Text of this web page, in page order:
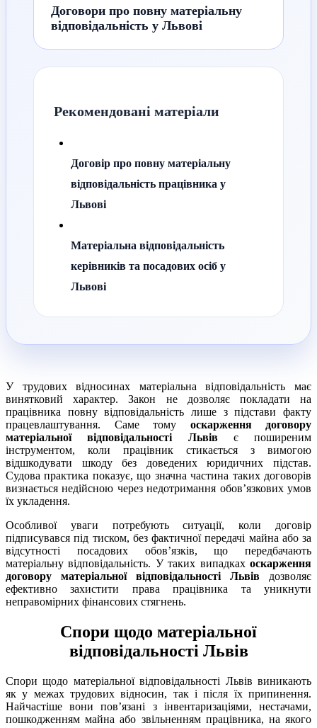
Договори про повну матеріальну
відповідальність у Львові
Рекомендовані матеріали
Договір про повну матеріальну
відповідальність працівника у
Львові
Матеріальна відповідальність
керівників та посадових осіб у
Львові
У трудових відносинах матеріальна відповідальність має
винятковий характер. Закон не дозволяє покладати на
працівника повну відповідальність лише з підстави факту
працевлаштування. Саме тому оскарження договору
матеріальної відповідальності Львівє поширеним
інструментом, коли працівник стикається з вимогою
відшкодувати шкоду без доведених юридичних підстав.
Судова практика показує, що значна частина таких договорів
визнається недійсною через недотримання обов’язкових умов
їх укладення.
Особливої уваги потребують ситуації, коли договір
підписувався під тиском, без фактичної передачі майна або за
відсутності посадових обов’язків, що передбачають
матеріальну відповідальність. У таких випадках оскарження
договору матеріальної відповідальності Львів дозволяє
ефективно захистити права працівника та уникнути
неправомірних фінансових стягнень.
Спори щодо матеріальної
відповідальності Львів
Спори щодо матеріальної відповідальності Львів виникають
як у межах трудових відносин, так і після їх припинення.
Найчастіше вони пов’язані з інвентаризаціями, нестачами,
пошкодженням майна або звільненням працівника, на якого